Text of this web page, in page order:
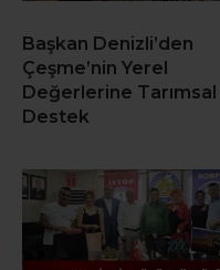
Başkan Denizli’den
Çeşme’nin Yerel
Değerlerine Tarımsal
Destek